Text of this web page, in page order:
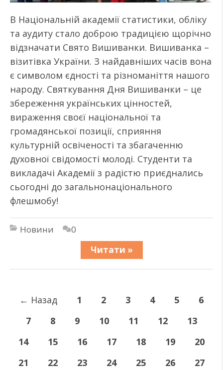
В Національній академії статистики, обліку
та аудиту стало доброю традицією щорічно
відзначати Свято Вишиванки. Вишиванка –
візитівка України. З найдавніших часів вона
є символом єдності та різноманіття нашого
народу. Святкування Дня Вишиванки – це
збереження українських цінностей,
вираження своєї національної та
громадянської позиції, сприяння
культурній освіченості та збагаченню
духовної свідомості молоді. Студенти та
викладачі Академії з радістю приєднались
сьогодні до загальнонаціонального
флешмобу!
Новини
0
Читати »
← Назад 1 2 3 4 5
6
7
8 9 10 11 12
13
14
15 16 17 18 19
20
21
22 23 24 25 26
27